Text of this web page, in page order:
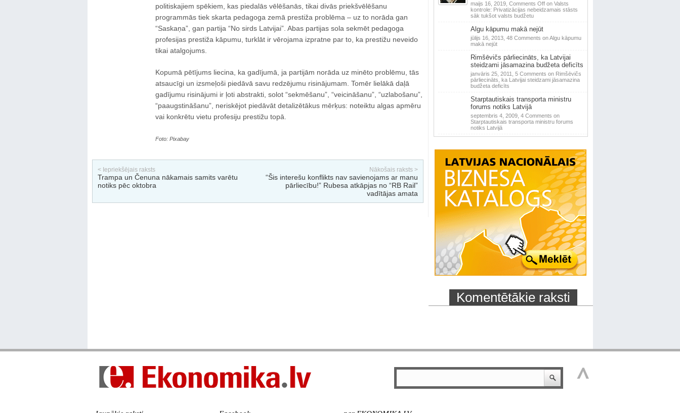
politiskajiem spēkiem, kas piedalās vēlēšanās, tikai divās priekšvēlēšanu
programmās tiek skarta pedagoga zemā prestiža problēma – uz to norāda gan
“Saskaņa”, gan partija “No sirds Latvijai”. Abas partijas sola sekmēt pedagoga
profesijas prestiža kāpumu, turklāt ir vērojama izpratne par to, ka prestižu neveido
tikai atalgojums.
Kopumā pētījums liecina, ka gadījumā, ja partijām norāda uz minēto problēmu, tās
atsaucīgi un izsmeļoši piedāvā savu redzējumu risinājumam. Tomēr lielākā daļā
gadījumu risinājumi ir ļoti abstrakti, solot “sekmēšanu”, “veicināšanu”, “uzlabošanu”,
“paaugstināšanu”, neriskējot piedāvāt detalizētākus mērķus: noteiktu algas apmēru
vai konkrētu vietu profesiju prestižu topā.
Foto: Pixabay
< Iepriekšējais raksts
Trampa un Čenuna nākamais samits varētu
notiks pēc oktobra
Nākošais raksts >
“Šis interešu konflikts nav savienojams ar manu
pārliecību!” Rubesa atkāpjas no “RB Rail”
vadītājas amata
maijs 16, 2019, Comments Offon Valsts
kontrole: Privatizācijas nebeidzamais stāsts
sāk tukšot valsts budžetu
Algu kāpumu makā nejūt
jūlijs 16, 2013, 48 Comments on Algu kāpumu
makā nejūt
Rimšēvičs pārliecināts, ka Latvijai
steidzami jāsamazina budžeta deficīts
janvāris 25, 2011, 5 Comments on Rimšēvičs
pārliecināts, ka Latvijai steidzami jāsamazina
budžeta deficīts
Starptautiskais transporta ministru
forums notiks Latvijā
septembris 4, 2009, 4 Comments on
Starptautiskais transporta ministru forums
notiks Latvijā
Komentētākie raksti